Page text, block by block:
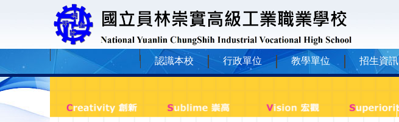
認識本校 行政單位 教學單位 招生資訊